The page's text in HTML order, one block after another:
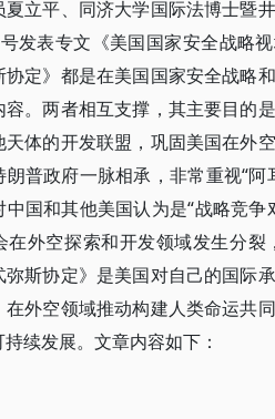
夏立平、同济大学国际法博士暨
发表专文《美国国家安全战略
协定》都是在美国国家安全战
容。两者相互支撑，其主要目的
天体的开发联盟，巩固美国在外
朗普政府一脉相承，非常重视“
中国和其他美国认为是“战略竞
在外空探索和开发领域发生分
弥斯协定》是美国对自己的国际
在外空领域推动构建人类命运共
续发展。文章内容如下：